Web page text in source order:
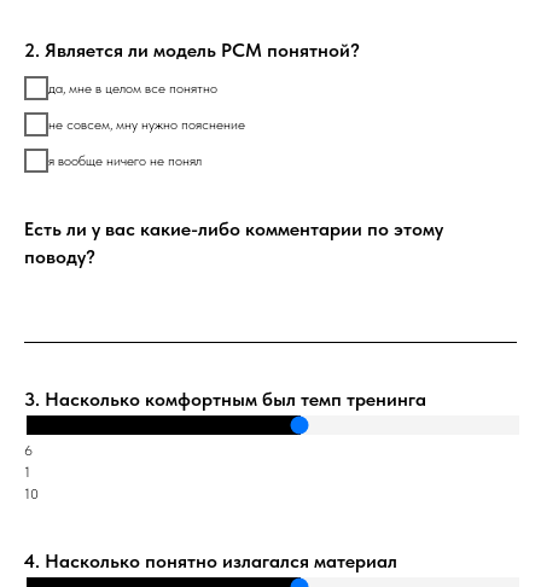
2. Является ли модель PCM понятной?
да, мне в целом все понятно
не совсем, мну нужно пояснение
я вообще ничего не понял
Есть ли у вас какие-либо комментарии по этому
поводу?
3. Насколько комфортным был темп тренинга
6
1
10
4. Насколько понятно излагался материал